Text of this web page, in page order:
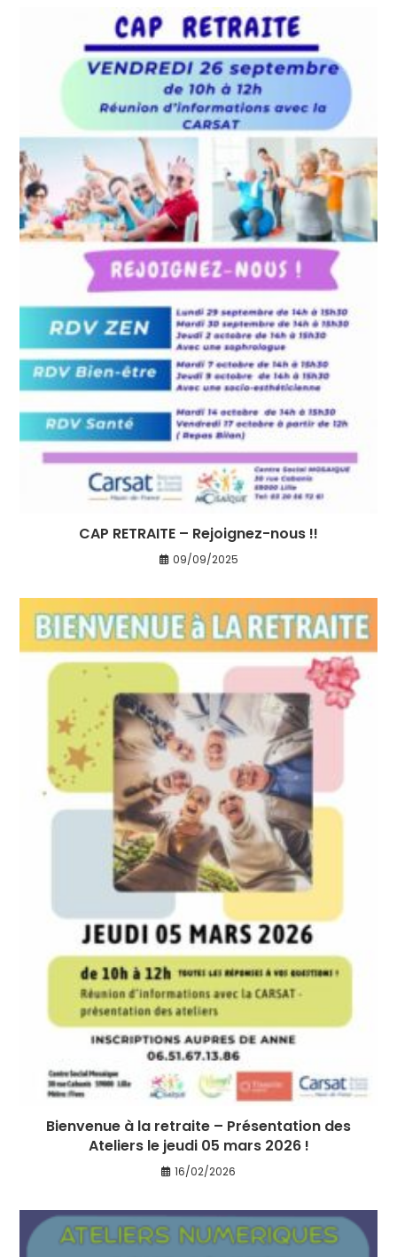
CAP RETRAITE – Rejoignez-nous !!
09/09/2025
Bienvenue à la retraite – Présentation des
Ateliers le jeudi 05 mars 2026 !
16/02/2026